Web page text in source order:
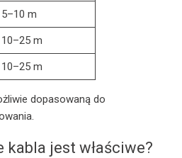
5–10 m
10–25 m
10–25 m
dopasowaną do
kabla jest właściwe?